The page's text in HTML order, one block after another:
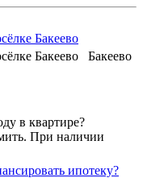
Бакеево
Бакеево Бакеево
в квартире?
При наличии
ипотеку?